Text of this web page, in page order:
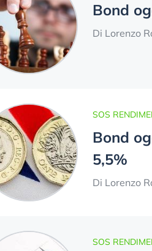
Bond
Di Lorenzo
SOS
Bond
5,5%
Di Lorenzo
SOS